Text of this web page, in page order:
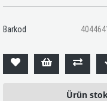
Barkod
Ürün